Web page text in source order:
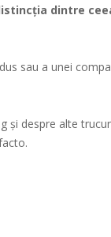
dintre
sau a unei
și despre alte